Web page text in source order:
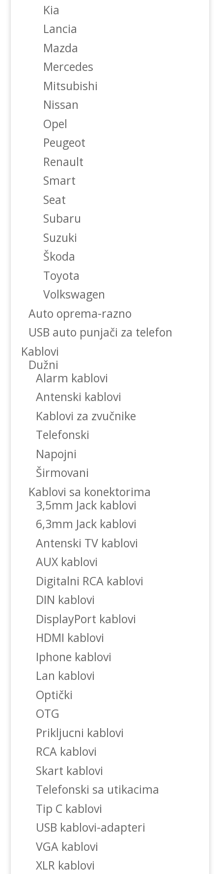
Kia
Lancia
Mazda
Mercedes
Mitsubishi
Nissan
Opel
Peugeot
Renault
Smart
Seat
Subaru
Suzuki
Škoda
Toyota
Volkswagen
Auto oprema-razno
USB auto punjači za telefon
Kablovi
Dužni
Alarm kablovi
Antenski kablovi
Kablovi za zvučnike
Telefonski
Napojni
Širmovani
Kablovi sa konektorima
3,5mm Jack kablovi
6,3mm Jack kablovi
Antenski TV kablovi
AUX kablovi
Digitalni RCA kablovi
DIN kablovi
DisplayPort kablovi
HDMI kablovi
Iphone kablovi
Lan kablovi
Optički
OTG
Prikljucni kablovi
RCA kablovi
Skart kablovi
Telefonski sa utikacima
Tip C kablovi
USB kablovi-adapteri
VGA kablovi
XLR kablovi